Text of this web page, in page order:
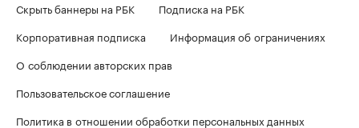
Скрыть баннеры на РБК
Подписка на РБК
Корпоративная подписка
Информация об ограничениях
О соблюдении авторских прав
Пользовательское соглашение
Политика в отношении обработки персональных данных